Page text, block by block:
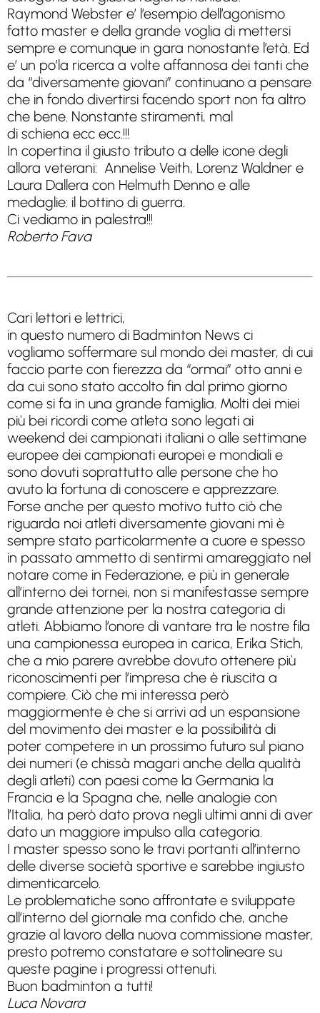
Raymond Webster e’ l’esempio dell’agonismo
fatto master e della grande voglia di mettersi
sempre e comunque in gara nonostante l’età. Ed
e’ un po’la ricerca a volte affannosa dei tanti che
da “diversamente giovani” continuano a pensare
che in fondo divertirsi facendo sport non fa altro
che bene. Nonstante stiramenti, mal
di schiena ecc ecc.!!!
In copertina il giusto tributo a delle icone degli
allora veterani: Annelise Veith, Lorenz Waldner e
Laura Dallera con Helmuth Denno e alle
medaglie: il bottino di guerra.
Ci vediamo in palestra!!!
Roberto Fava
Cari lettori e lettrici,
in questo numero di Badminton News ci
vogliamo soffermare sul mondo dei master, di cui
faccio parte con fierezza da “ormai” otto anni e
da cui sono stato accolto fin dal primo giorno
come si fa in una grande famiglia. Molti dei miei
più bei ricordi come atleta sono legati ai
weekend dei campionati italiani o alle settimane
europee dei campionati europei e mondiali e
sono dovuti soprattutto alle persone che ho
avuto la fortuna di conoscere e apprezzare.
Forse anche per questo motivo tutto ciò che
riguarda noi atleti diversamente giovani mi è
sempre stato particolarmente a cuore e spesso
in passato ammetto di sentirmi amareggiato nel
notare come in Federazione, e più in generale
all’interno dei tornei, non si manifestasse sempre
grande attenzione per la nostra categoria di
atleti. Abbiamo l’onore di vantare tra le nostre fila
una campionessa europea in carica, Erika Stich,
che a mio parere avrebbe dovuto ottenere più
riconoscimenti per l’impresa che è riuscita a
compiere. Ciò che mi interessa però
maggiormente è che si arrivi ad un espansione
del movimento dei master e la possibilità di
poter competere in un prossimo futuro sul piano
dei numeri (e chissà magari anche della qualità
degli atleti) con paesi come la Germania la
Francia e la Spagna che, nelle analogie con
l’Italia, ha però dato prova negli ultimi anni di aver
dato un maggiore impulso alla categoria.
I master spesso sono le travi portanti all’interno
delle diverse società sportive e sarebbe ingiusto
dimenticarcelo.
Le problematiche sono affrontate e sviluppate
all’interno del giornale ma confido che, anche
grazie al lavoro della nuova commissione master,
presto potremo constatare e sottolineare su
queste pagine i progressi ottenuti.
Buon badminton a tutti!
Luca Novara